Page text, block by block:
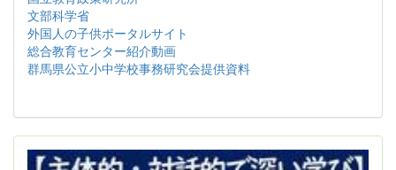
文部科学省
外国人の子供ポータルサイト
総合教育センター紹介動画
群馬県公立小中学校事務研究会提供資料